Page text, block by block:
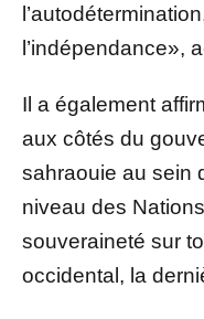
l’indépendance»,
Il a également
aux côtés du
sahraouie au sein
niveau des
souveraineté sur
occidental, la